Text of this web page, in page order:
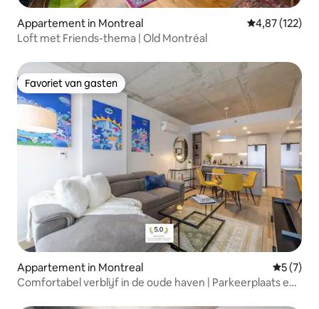
Appartement in Montreal Gemiddelde
4,87 (122)
Loft met Friends-thema | Old Montréal
Favoriet van gasten
Favoriet van gasten
Appartement in Montreal
5 (7)
Comfortabel verblijf in de oude haven | Parkeerplaats en